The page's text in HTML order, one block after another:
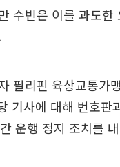
수빈은 이를 과도한
필리핀 육상교통가
기사에 대해 번호판
운행 정지 조치를